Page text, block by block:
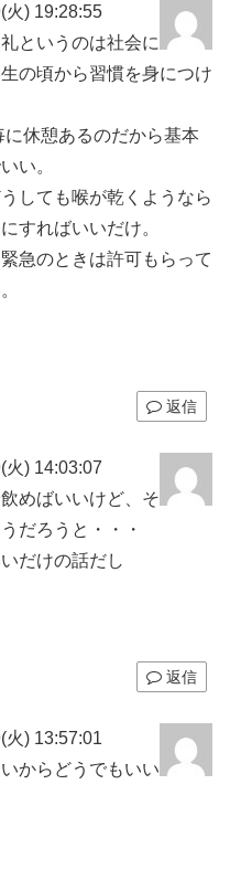
火) 19:28:55
というのは社会に
の頃から習慣を身につけ
休憩あるのだから基本
い。
しても喉が乾くようなら
すればいいだけ。
急のときは許可もらって
返信
火) 14:03:07
めばいいけど、そ
だろうと・・・
だけの話だし
返信
火) 13:57:01
からどうでもいい